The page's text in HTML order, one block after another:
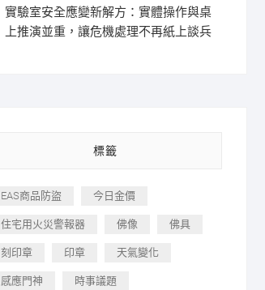
實驗室安全應變新解方：實體操作與桌
上推演並重，讓危機處理不再紙上談兵
標籤
EAS商品防盜 今日金價
住宅用火災警報器 佛像 佛具
刻印章 印章 天氣變化
感應門神 時事議題